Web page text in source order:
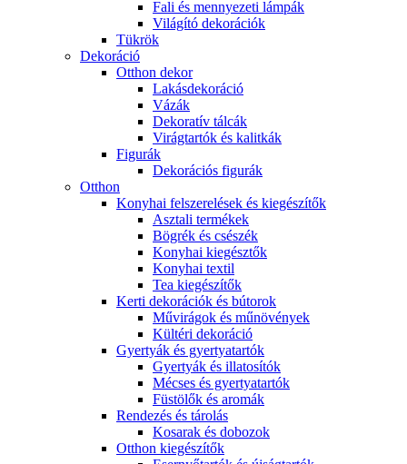
Fali és mennyezeti lámpák
Világító dekorációk
Tükrök
Dekoráció
Otthon dekor
Lakásdekoráció
Vázák
Dekoratív tálcák
Virágtartók és kalitkák
Figurák
Dekorációs figurák
Otthon
Konyhai felszerelések és kiegészítők
Asztali termékek
Bögrék és csészék
Konyhai kiegésztők
Konyhai textil
Tea kiegészítők
Kerti dekorációk és bútorok
Művirágok és műnövények
Kültéri dekoráció
Gyertyák és gyertyatartók
Gyertyák és illatosítók
Mécses és gyertyatartók
Füstölők és aromák
Rendezés és tárolás
Kosarak és dobozok
Otthon kiegészítők